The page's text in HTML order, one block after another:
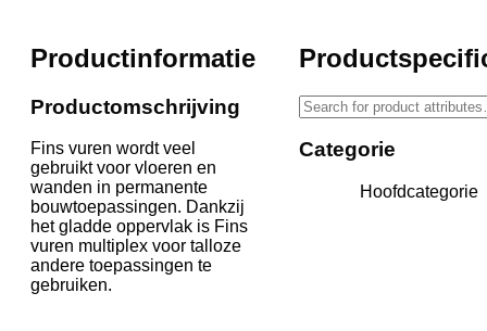
multiplex
Betonplex
lichtbruin
honingraat
OSB
HPL/Volkern
Unilin
HPL
Unilin
Formica
Formica
Arpa
d0
aantal
Productinformatie
Productomschrijving
Fins vuren wordt veel
gebruikt voor vloeren en
wanden in permanente
bouwtoepassingen. Dankzij
het gladde oppervlak is Fins
vuren multiplex voor talloze
andere toepassingen te
gebruiken.
Categorie
Hoofdcategorie